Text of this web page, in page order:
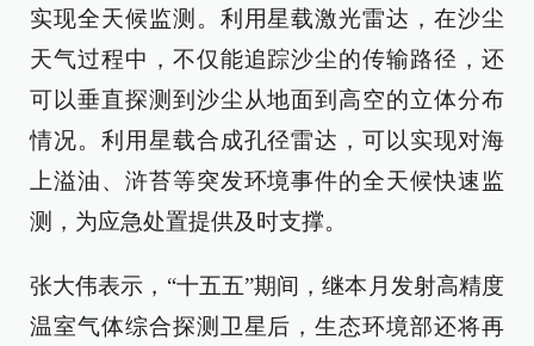
实现全天候监测。利用星载激光雷达，在沙尘
天气过程中，不仅能追踪沙尘的传输路径，还
可以垂直探测到沙尘从地面到高空的立体分布
情况。利用星载合成孔径雷达，可以实现对海
上溢油、浒苔等突发环境事件的全天候快速监
测，为应急处置提供及时支撑。
张大伟表示，“十五五”期间，继本月发射高精度
温室气体综合探测卫星后，生态环境部还将再